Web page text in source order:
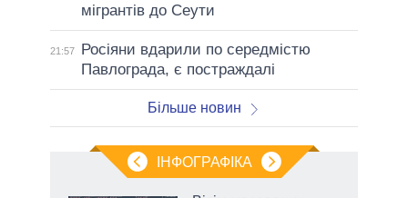
мігрантів до Сеути
21:57
Росіяни вдарили по середмістю
Павлограда, є постраждалі
Більше новин
ІНФОГРАФІКА